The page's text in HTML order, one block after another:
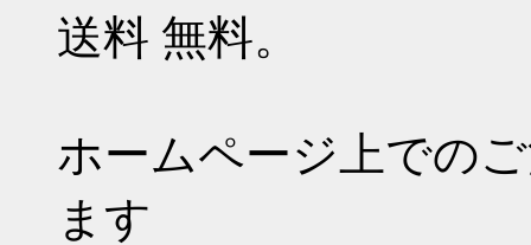
送料 無料。
ホームページ上での
ます